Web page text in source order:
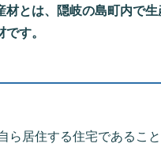
材とは、隠岐の島町内で
す。
ら居住する住宅であるこ